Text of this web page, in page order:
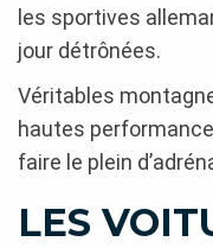
les sportives
jour détrônées.
Véritables
hautes
faire le plein
LES